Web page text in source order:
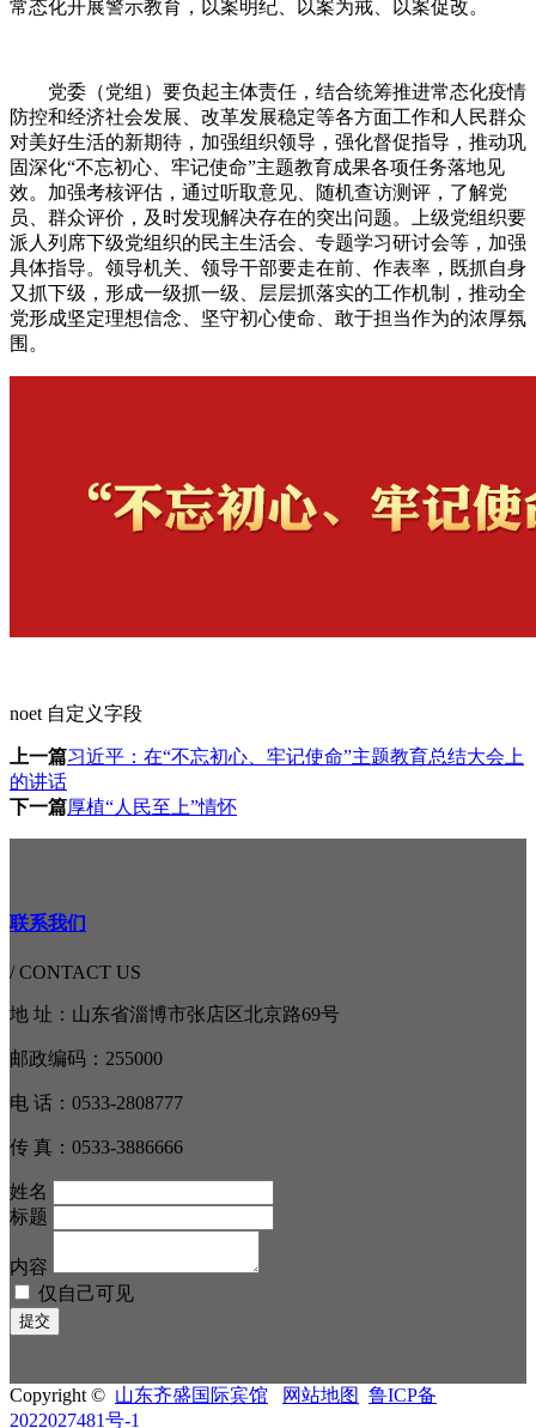
常态化开展警示教育，以案明纪、以案为戒、以案促改。
党委（党组）要负起主体责任，结合统筹推进常态化疫情
防控和经济社会发展、改革发展稳定等各方面工作和人民群众
对美好生活的新期待，加强组织领导，强化督促指导，推动巩
固深化“不忘初心、牢记使命”主题教育成果各项任务落地见
效。加强考核评估，通过听取意见、随机查访测评，了解党
员、群众评价，及时发现解决存在的突出问题。上级党组织要
派人列席下级党组织的民主生活会、专题学习研讨会等，加强
具体指导。领导机关、领导干部要走在前、作表率，既抓自身
又抓下级，形成一级抓一级、层层抓落实的工作机制，推动全
党形成坚定理想信念、坚守初心使命、敢于担当作为的浓厚氛
围。
noet 自定义字段
上一篇习近平：在“不忘初心、牢记使命”主题教育总结大会上
的讲话
下一篇厚植“人民至上”情怀
联系我们
/ CONTACT US
地 址：山东省淄博市张店区北京路69号
邮政编码：255000
电 话：0533-2808777
传 真：0533-3886666
姓名
标题
内容
仅自己可见
Copyright © 山东齐盛国际宾馆 网站地图 鲁ICP备
2022027481号-1